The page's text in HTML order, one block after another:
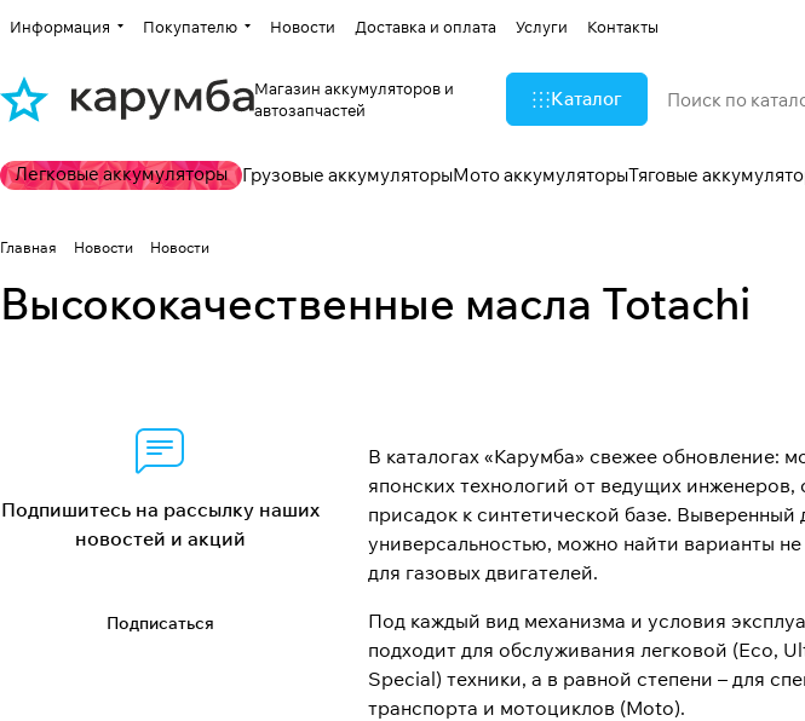
Информация Покупателю Новости Доставка и оплата Услуги Контакты
Магазин аккумуляторов и
автозапчастей
Каталог
Легковые аккумуляторы Грузовые аккумуляторыМото аккумуляторыТяговые
Главная Новости Новости
Высококачественные масла Totachi
В каталогах «Карумба» свежее обновление:
японских технологий от ведущих
присадок к синтетической базе. Выверенный
универсальностью, можно найти варианты
для газовых двигателей.
Под каждый вид механизма и условия
подходит для обслуживания легковой (Eco,
Special) техники, а в равной степени – для
транспорта и мотоциклов (Moto).
Подпишитесь на рассылку наших
новостей и акций
Подписаться